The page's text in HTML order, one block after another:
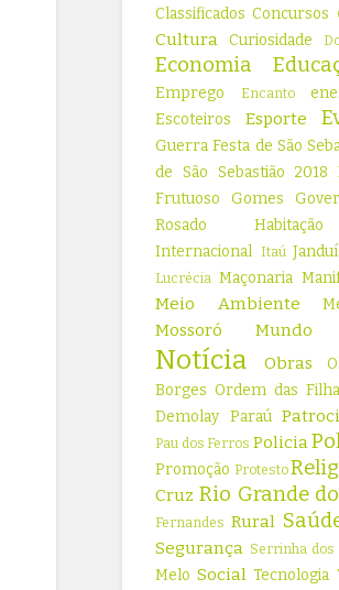
Classificados Concursos
Cultura Curiosidade
Economia
Emprego Encanto
Escoteiros
Esporte
Guerra Festa de São
de São Sebastião 2018
Frutuoso Gomes
Rosado
Habitação
Internacional
Itaú
Lucrécia Maçonaria
Meio Ambiente
Mossoró Mundo
Notícia Obras
Borges Ordem das
Demolay Paraú
Pau dos Ferros Policia
Promoção Protesto
Cruz Rio Grande
Fernandes Rural
Segurança Serrinha dos
Melo Social Tecnologia